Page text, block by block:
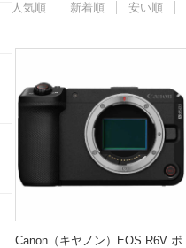
人気順 新着順 安い順
Canon（キヤノン）EOS R6V ボ